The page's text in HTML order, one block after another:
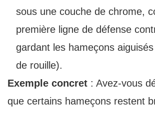
sous une couche de chrome,
première ligne de défense
gardant les hameçons
de rouille).
Exemple concret : Avez-vous
que certains hameçons restent